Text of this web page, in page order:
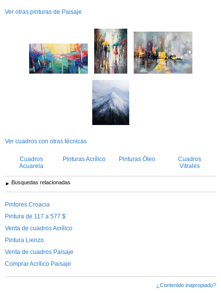
Ver otras pinturas de Paisaje
Ver cuadros con otras técnicas
Cuadros
Acuarela
Pinturas Acrílico Pinturas Óleo
Cuadros
Vitrales
Busquedas relacionadas
Pintores Croacia
Pintura de 117 a 577 $
Venta de cuadros Acrílico
Pintura Lienzo
Venta de cuadros Paisaje
Comprar Acrílico Paisaje
¿Contenido inapropiado?